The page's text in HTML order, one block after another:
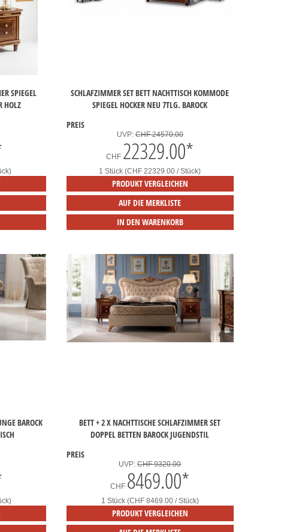
SPIEGEL
HOLZ
SCHLAFZIMMER SET BETT NACHTTISCH KOMMODE
SPIEGEL HOCKER NEU 7TLG. BAROCK
PREIS
UVP: CHF 24570.00
CHF 22329.00*
1 Stück (CHF 22329.00 / Stück)
PRODUKT VERGLEICHEN
AUF DIE MERKLISTE
IN DEN WARENKORB
BAROCK
BETT + 2 X NACHTTISCHE SCHLAFZIMMER SET
DOPPEL BETTEN BAROCK JUGENDSTIL
PREIS
UVP:CHF 9320.00
CHF 8469.00*
1 Stück (CHF 8469.00 / Stück)
PRODUKT VERGLEICHEN